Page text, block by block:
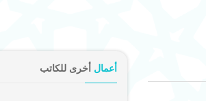
أعمال أخرى للكاتب